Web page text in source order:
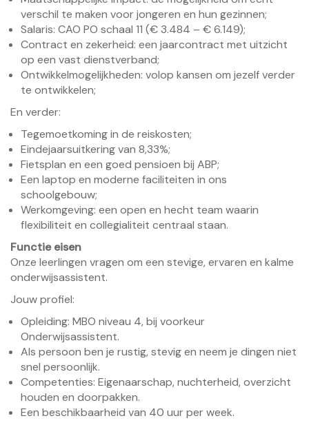
verschil te maken voor jongeren en hun gezinnen;
Salaris: CAO PO schaal 11 (€ 3.484 – € 6.149);
Contract en zekerheid: een jaarcontract met uitzicht
op een vast dienstverband;
Ontwikkelmogelijkheden: volop kansen om jezelf verder
te ontwikkelen;
En verder:
Tegemoetkoming in de reiskosten;
Eindejaarsuitkering van 8,33%;
Fietsplan en een goed pensioen bij ABP;
Een laptop en moderne faciliteiten in ons
schoolgebouw;
Werkomgeving: een open en hecht team waarin
flexibiliteit en collegialiteit centraal staan.
Functie eisen
Onze leerlingen vragen om een stevige, ervaren en kalme
onderwijsassistent.
Jouw profiel:
Opleiding: MBO niveau 4, bij voorkeur
Onderwijsassistent.
Als persoon ben je rustig, stevig en neem je dingen niet
snel persoonlijk.
Competenties: Eigenaarschap, nuchterheid, overzicht
houden en doorpakken.
Een beschikbaarheid van 40 uur per week.